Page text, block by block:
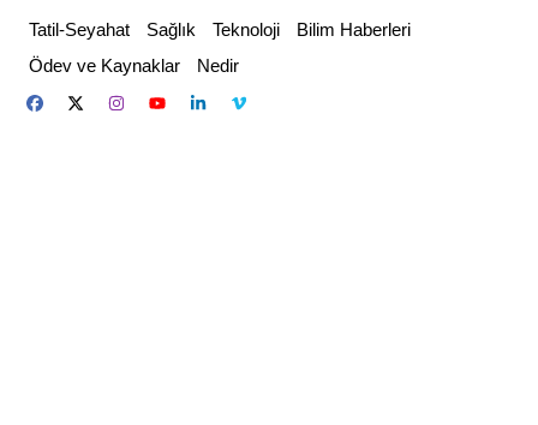
content
Tatil-Seyahat Sağlık Teknoloji
Bilim Haberleri
Ödev ve Kaynaklar
Nedir